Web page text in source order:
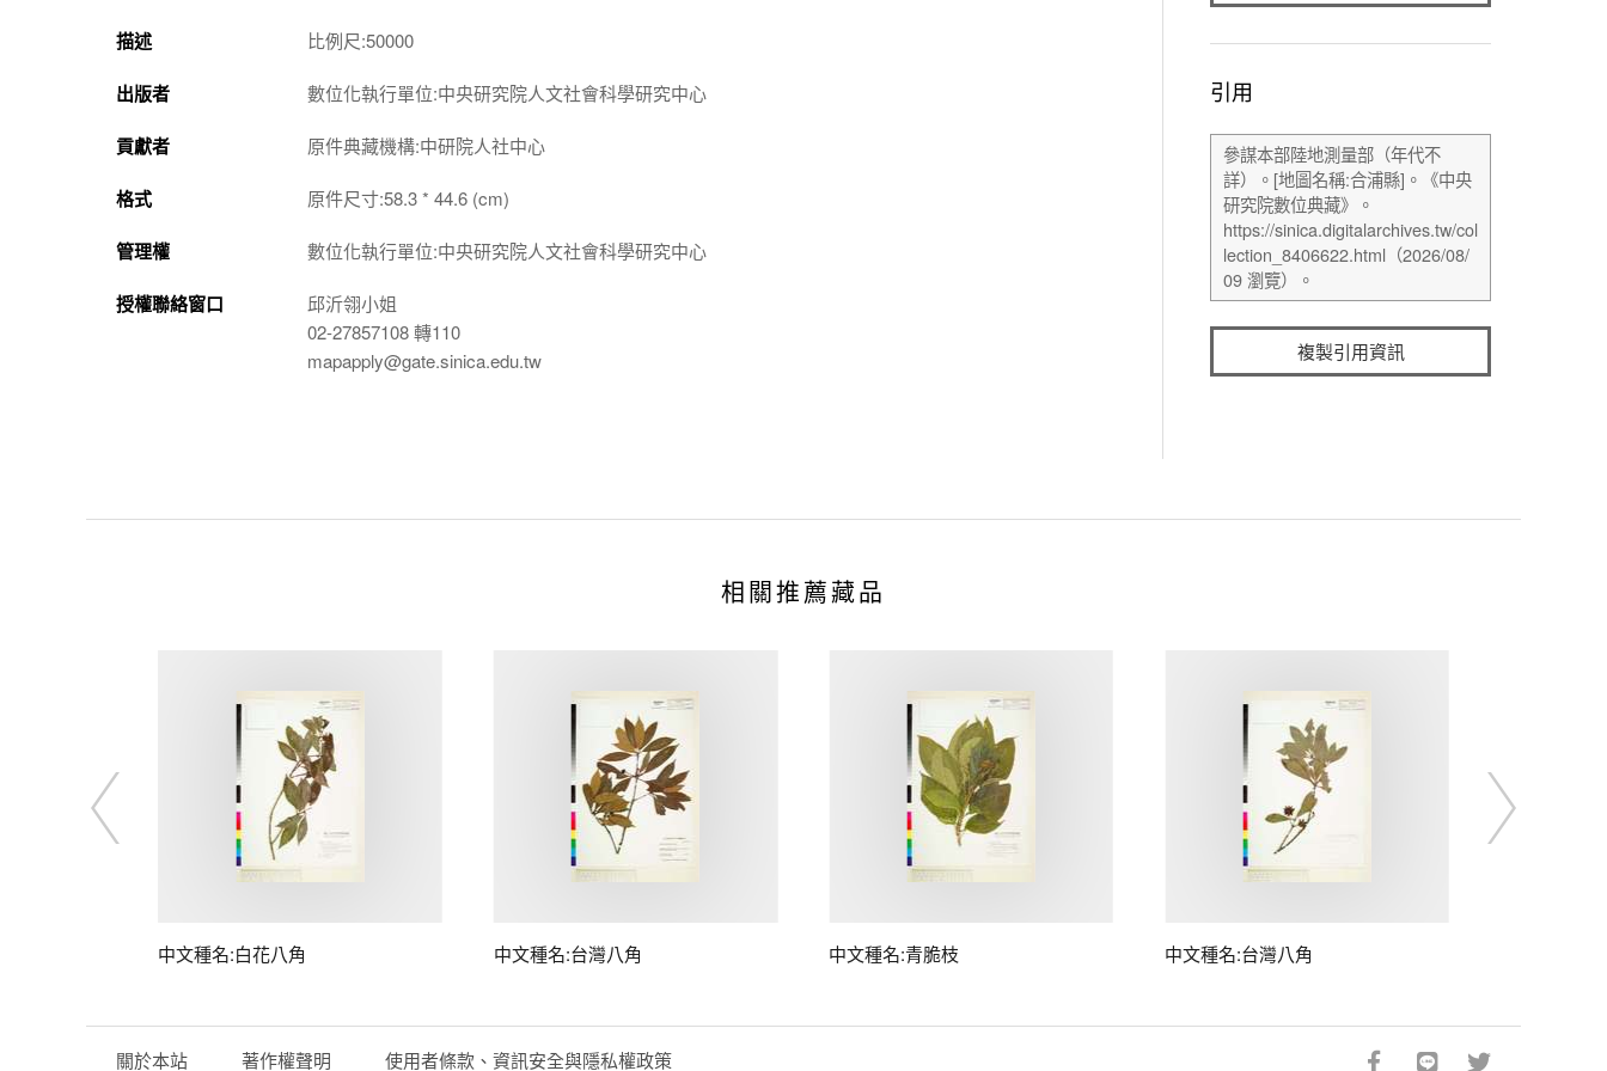
描述
比例尺:50000
出版者 數位化執行單位:中央研究院人文社會科學研究中心
貢獻者 原件典藏機構:中研院人社中心
格式 原件尺寸:58.3 * 44.6 (cm)
管理權 數位化執行單位:中央研究院人文社會科學研究中心
授權聯絡窗口
邱沂翎小姐
02-27857108 轉110
mapapply@gate.sinica.edu.tw
引用
複製引用資訊
相關推薦藏品
中文種名:白花八角 中文種名:台灣八角 中文種名:青脆枝 中文種名:台灣八角
關於本站 著作權聲明 使用者條款、資訊安全與隱私權政策